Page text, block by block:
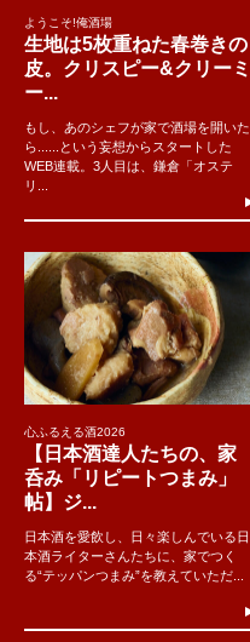
ようこそ!俺酒場
生地は5枚重ねた春巻きの
皮。クリスピー&クリーミ
ー...
もし、あのシェフが家で酒場を開いた
ら......という妄想からスタートした
WEB連載。3人目は、鎌倉「オステ
リ...
心ふるえる酒2026
【日本酒達人たちの、家
呑み「リピートつまみ」
帖】ジ...
日本酒を愛飲し、日々楽しんでいる日
本酒ライターさんたちに、家でつく
る“テッパンつまみ”を教えていただ...